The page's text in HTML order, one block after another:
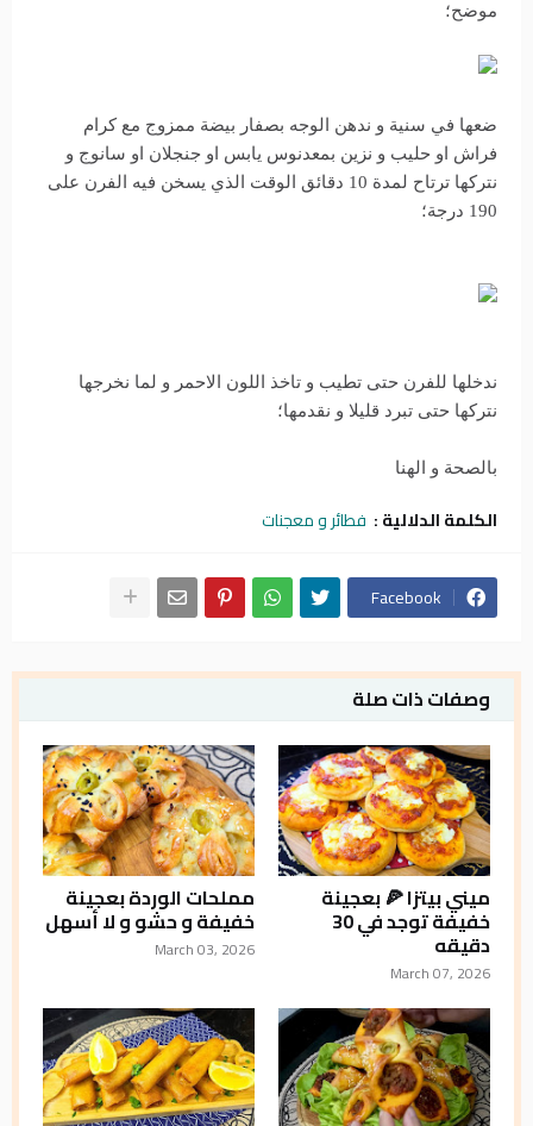
موضح؛
ضعها في سنية و ندهن الوجه بصفار بيضة ممزوج مع كرام
فراش او حليب و نزين بمعدنوس يابس او جنجلان او سانوج و
نتركها ترتاح لمدة 10 دقائق الوقت الذي يسخن فيه الفرن على
190 درجة؛
ندخلها للفرن حتى تطيب و تاخذ اللون الاحمر و لما نخرجها
نتركها حتى تبرد قليلا و نقدمها؛
بالصحة و الهنا
الكلمة الدلالية : فطائر و معجنات
Facebook
وصفات ذات صلة
ميني بيتزا 🍕 بعجينة
خفيفة توجد في 30
دقيقه
March 07, 2026
مملحات الوردة بعجينة
خفيفة و حشو و لا أسهل
March 03, 2026